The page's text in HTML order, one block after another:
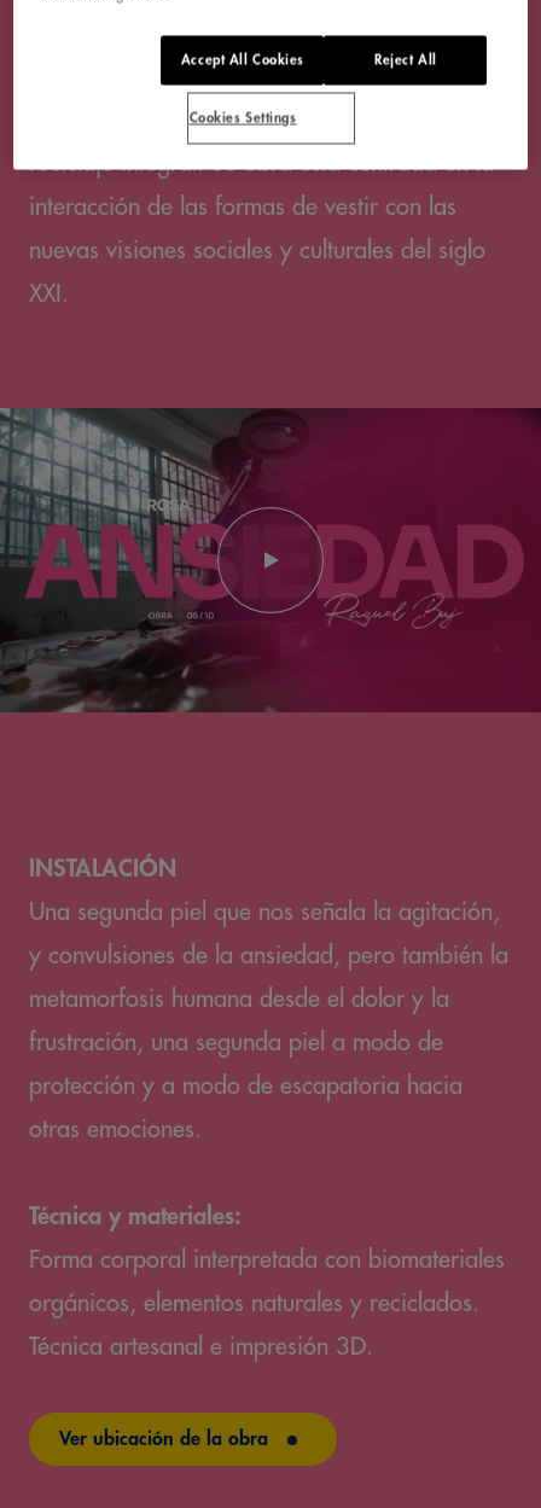
RAQUEL BUJ
Diseñadora de moda y arquitecta,
investigadora de materiales orgánicos y
reciclaje integral. Su obra está centrada en la
interacción de las formas de vestir con las
nuevas visiones sociales y culturales del siglo
XXI.
INSTALACIÓN
Una segunda piel que nos señala la agitación,
y convulsiones de la ansiedad, pero también la
metamorfosis humana desde el dolor y la
frustración, una segunda piel a modo de
protección y a modo de escapatoria hacia
otras emociones.
Técnica y materiales:
Forma corporal interpretada con biomateriales
orgánicos, elementos naturales y reciclados.
Técnica artesanal e impresión 3D.
Ver ubicación de la obra
Reject All
Accept All Cookies
Cookies Settings